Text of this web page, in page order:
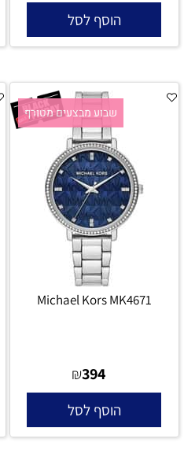
הוסף לסל
שבוע מבצעים מטורף
Michael Kors MK4671
₪394
הוסף לסל